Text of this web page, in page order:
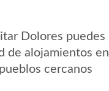
Dolores puedes
de alojamientos en
cercanos